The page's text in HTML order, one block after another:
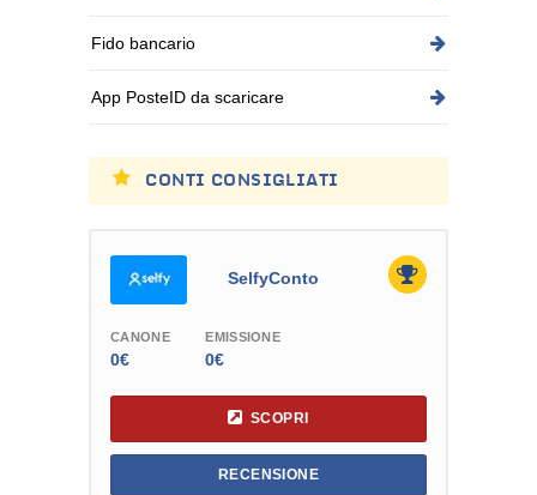
Fido bancario
App PosteID da scaricare
CONTI CONSIGLIATI
SelfyConto
CANONE
0€
EMISSIONE
0€
SCOPRI
RECENSIONE